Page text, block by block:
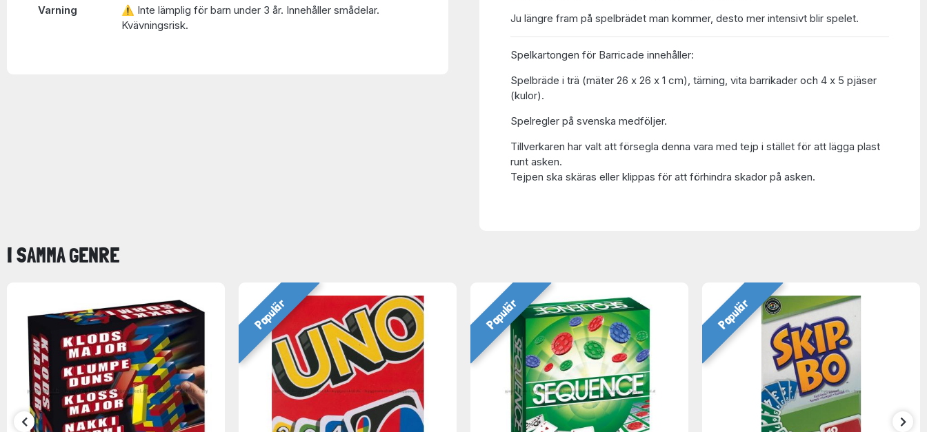
Varning
⚠ Inte lämplig för barn under 3 år. Innehåller smådelar.
Kvävningsrisk.
Ju längre fram på spelbrädet man kommer, desto mer intensivt blir spelet.
Spelkartongen för Barricade innehåller:
Spelbräde i trä (mäter 26 x 26 x 1 cm), tärning, vita barrikader och 4 x 5 pjäser
(kulor).
Spelregler på svenska medföljer.
Tillverkaren har valt att försegla denna vara med tejp i stället för att lägga plast
runt asken.
Tejpen ska skäras eller klippas för att förhindra skador på asken.
I SAMMA GENRE
Populär Populär Populär